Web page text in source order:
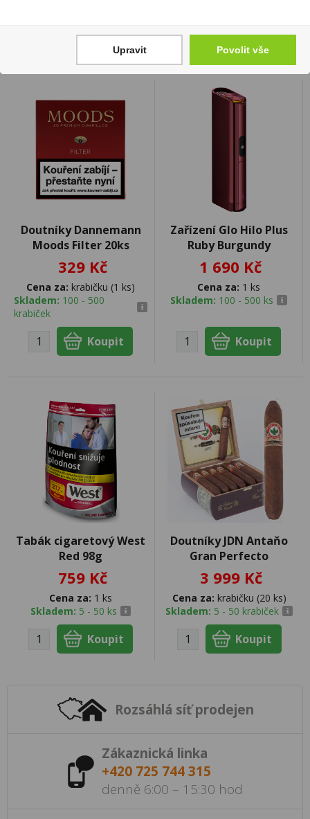
Doutníky Dannemann
Moods Filter 20ks
329 Kč
Cena za: krabičku (1 ks)
Skladem: 100 - 500
krabiček
Zařízení Glo Hilo Plus
Ruby Burgundy
1 690 Kč
Cena za: 1 ks
Skladem: 100 - 500 ks
Tabák cigaretový West
Red 98g
759 Kč
Cena za: 1 ks
Skladem: 5 - 50 ks
Doutníky JDN Antaňo
Gran Perfecto
3 999 Kč
Cena za: krabičku (20 ks)
Skladem: 5 - 50 krabiček
Rozsáhlá síť prodejen
Zákaznická linka
+420 725 744 315
denně 6:00 – 15:30 hod
Upravit Povolit vše